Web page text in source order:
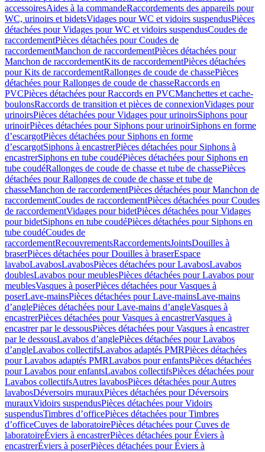
accessoiresAides à la commandeRaccordements des appareils pour
WC, urinoirs et bidetsVidages pour WC et vidoirs suspendusPièces
détachées pour Vidages pour WC et vidoirs suspendusCoudes de
raccordementPièces détachées pour Coudes de
raccordementManchon de raccordementPièces détachées pour
Manchon de raccordementKits de raccordementPièces détachées
pour Kits de raccordementRallonges de coude de chassePièces
détachées pour Rallonges de coude de chasseRaccords en
PVCPièces détachées pour Raccords en PVCManchettes et cache-
boulonsRaccords de transition et pièces de connexionVidages pour
urinoirsPièces détachées pour Vidages pour urinoirsSiphons pour
urinoirPièces détachées pour Siphons pour urinoirSiphons en forme
d’escargotPièces détachées pour Siphons en forme
d’escargotSiphons à encastrerPièces détachées pour Siphons à
encastrerSiphons en tube coudéPièces détachées pour Siphons en
tube coudéRallonges de coude de chasse et tube de chassePièces
détachées pour Rallonges de coude de chasse et tube de
chasseManchon de raccordementPièces détachées pour Manchon de
raccordementCoudes de raccordementPièces détachées pour Coudes
de raccordementVidages pour bidetPièces détachées pour Vidages
pour bidetSiphons en tube coudéPièces détachées pour Siphons en
tube coudéCoudes de
raccordementRecouvrementsRaccordementsJointsDouilles à
braserPièces détachées pour Douilles à braserEspace
lavaboLavabosLavabosPièces détachées pour LavabosLavabos
doublesLavabos pour meublesPièces détachées pour Lavabos pour
meublesVasques à poserPièces détachées pour Vasques à
poserLave-mainsPièces détachées pour Lave-mainsLave-mains
d’anglePièces détachées pour Lave-mains d’angleVasques à
encastrerPièces détachées pour Vasques à encastrerVasques à
encastrer par le dessousPièces détachées pour Vasques à encastrer
par le dessousLavabos d’anglePièces détachées pour Lavabos
d’angleLavabos collectifsLavabos adaptés PMRPièces détachées
pour Lavabos adaptés PMRLavabos pour enfantsPièces détachées
pour Lavabos pour enfantsLavabos collectifsPièces détachées pour
Lavabos collectifsAutres lavabosPièces détachées pour Autres
lavabosDéversoirs murauxPièces détachées pour Déversoirs
murauxVidoirs suspendusPièces détachées pour Vidoirs
suspendusTimbres dʼofficePièces détachées pour Timbres
dʼofficeCuves de laboratoirePièces détachées pour Cuves de
laboratoireÉviers à encastrerPièces détachées pour Éviers à
encastrerÉviers à poserPièces détachées pour Éviers à